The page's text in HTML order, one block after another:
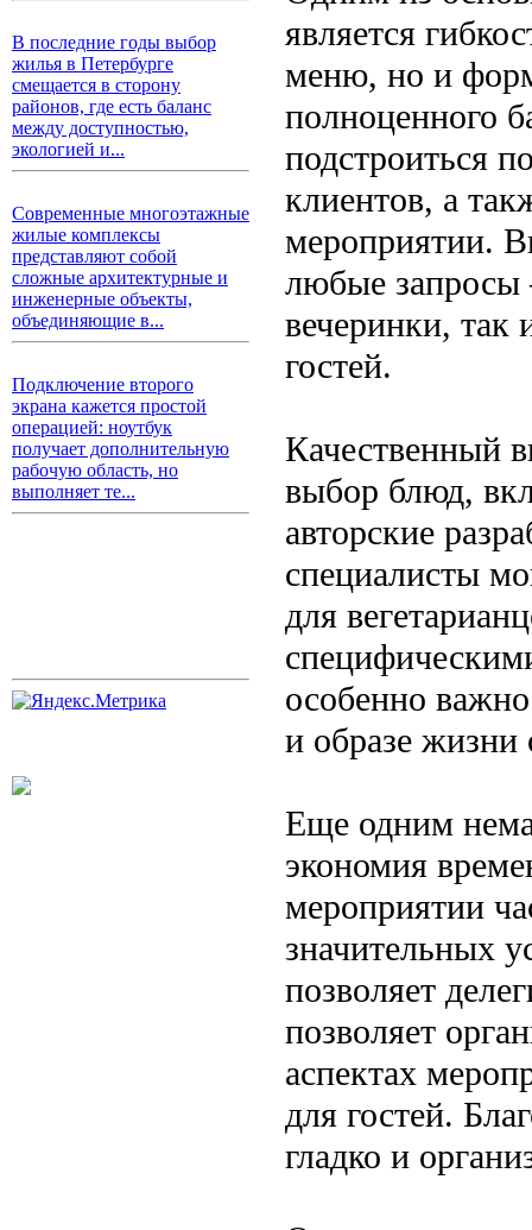
В последние годы выбор
жилья в Петербурге
смещается в сторону
районов, где есть баланс
между доступностью,
экологией и...
Современные многоэтажные
жилые комплексы
представляют собой
сложные архитектурные и
инженерные объекты,
объединяющие в...
Подключение второго
экрана кажется простой
операцией: ноутбук
получает дополнительную
рабочую область, но
выполняет те...
является
меню, но и
полноценного
подстроиться
клиентов, а
мероприятии.
любые
вечеринки, так
гостей.
Качественный
выбор блюд,
авторские
специалисты
для
особенно
и образе жизни
Еще одним
экономия
мероприятии
значительных
позволяет
позволяет
аспектах
для гостей.
гладко и